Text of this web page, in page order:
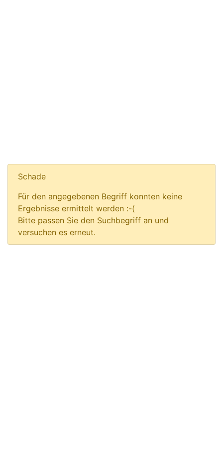
Schade
Für den angegebenen Begriff konnten keine
Ergebnisse ermittelt werden :-(
Bitte passen Sie den Suchbegriff an und
versuchen es erneut.